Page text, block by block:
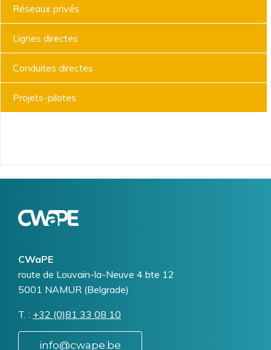
l'énergie
Réseaux privés
Lignes directes
Conduites directes
Projets-pilotes
CWaPE
Addresse
route de Louvain-la-Neuve 4 bte 12
5001 NAMUR (Belgrade)
T. Téléphone
+32 (0)81 33 08 10
info@cwape.be